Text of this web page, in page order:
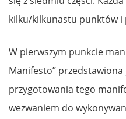
kilku/kilkunastu punktów
W pierwszym punkcie
Manifesto”
przygotowania tego
wezwaniem do